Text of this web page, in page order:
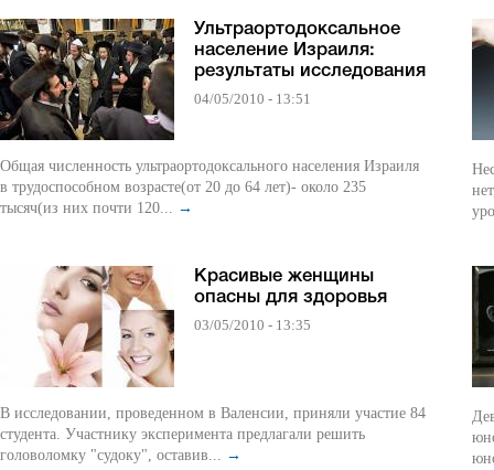
Ультраортодоксальное
население Израиля:
результаты исследования
04/05/2010 - 13:51
Общая численность ультраортодоксального населения Израиля
в трудоспособном возрасте(от 20 до 64 лет)- около 235
тысяч(из них почти 120... →
Красивые женщины
опасны для здоровья
03/05/2010 - 13:35
В исследовании, проведенном в Валенсии, приняли участие 84
студента. Участнику эксперимента предлагали решить
головоломку "судоку", оставив... →